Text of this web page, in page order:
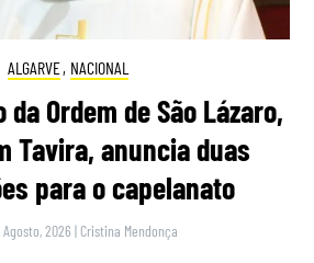
ALGARVE, NACIONAL
Ordem de São Lázaro,
Tavira, anuncia duas
para o capelanato
Agosto, 2026 | Cristina Mendonça